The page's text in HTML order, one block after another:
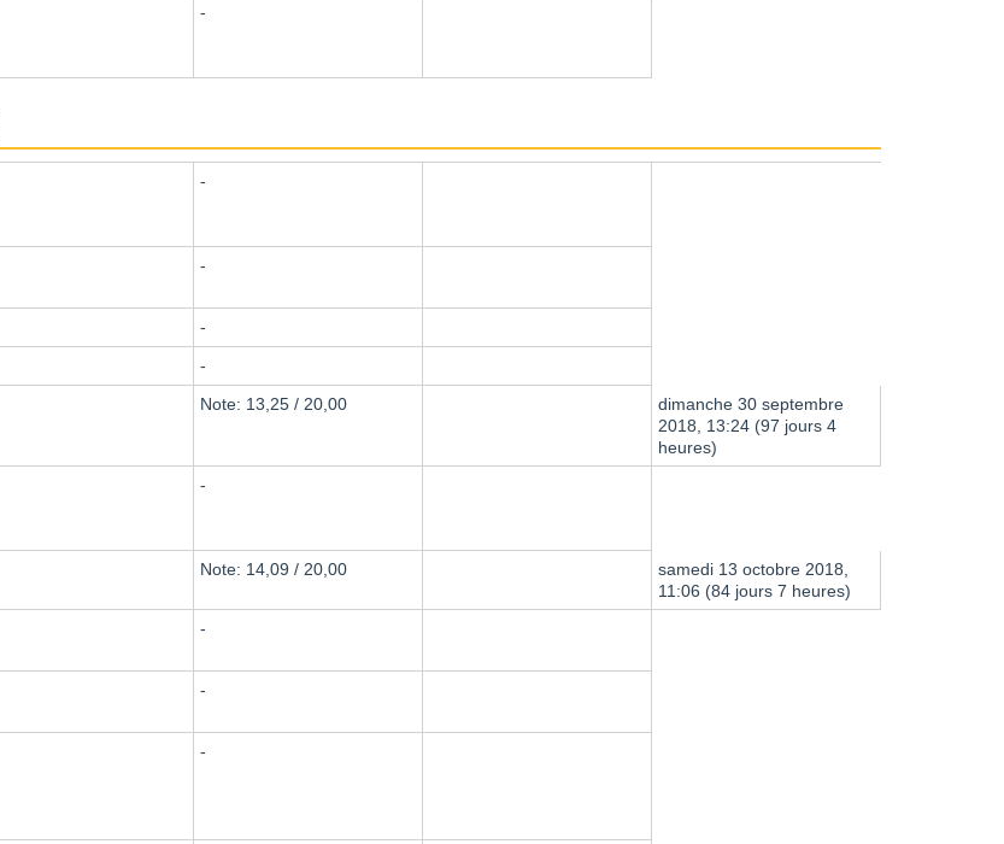
-
-
-
-
-
Note: 13,25 / 20,00
dimanche 30 septembre
2018, 13:24 (97 jours 4
heures)
-
Note: 14,09 / 20,00
samedi 13 octobre 2018,
11:06 (84 jours 7 heures)
-
-
-